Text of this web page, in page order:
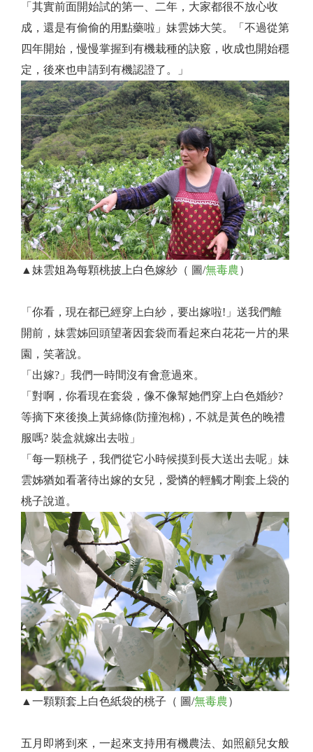
「其實前面開始試的第一、二年，大家都很不放心收
成，還是有偷偷的用點藥啦」妹雲姊大笑。「不過從第
四年開始，慢慢掌握到有機栽種的訣竅，收成也開始穩
定，後來也申請到有機認證了。」
▲妹雲姐為每顆桃披上白色嫁紗（ 圖/無毒農）
「你看，現在都已經穿上白紗，要出嫁啦!」送我們離
開前，妹雲姊回頭望著因套袋而看起來白花花一片的果
園，笑著說。
「出嫁?」我們一時間沒有會意過來。
「對啊，你看現在套袋，像不像幫她們穿上白色婚紗?
等摘下來後換上黃綿條(防撞泡棉)，不就是黃色的晚禮
服嗎? 裝盒就嫁出去啦」
「每一顆桃子，我們從它小時候摸到長大送出去呢」妹
雲姊猶如看著待出嫁的女兒，愛憐的輕觸才剛套上袋的
桃子說道。
▲一顆顆套上白色紙袋的桃子（ 圖/無毒農）
五月即將到來，一起來支持用有機農法、如照顧兒女般